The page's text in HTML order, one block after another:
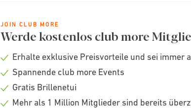
JOIN CLUB MORE
Werde kostenlos club more
Check
Erhalte exklusive Preisvorteile und sei immer
Check
Spannende club more Events
Check
Gratis Brillenetui
Mehr als 1 Million Mitglieder sind bereits